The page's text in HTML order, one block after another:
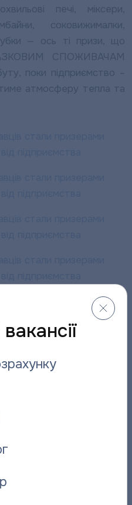
печі, міксери,
соковижималки,
— ось ті призи, що
СПОЖИВАЧАМ
поки підприємство –
атмосферу тепла та